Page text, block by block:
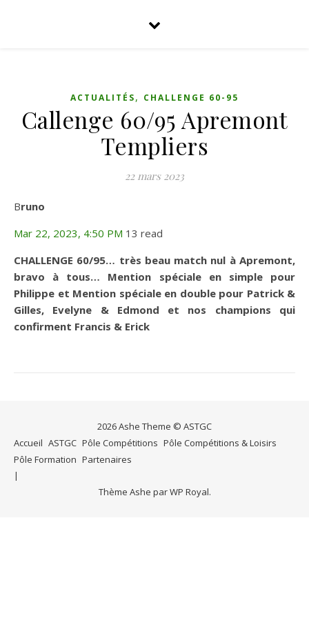
ACTUALITÉS, CHALLENGE 60-95
Callenge 60/95 Apremont
Templiers
22 mars 2023
Bruno
Mar 22, 2023, 4:50 PM 13 read
CHALLENGE 60/95… très beau match nul à Apremont,
bravo à tous… Mention spéciale en simple pour
Philippe et Mention spéciale en double pour Patrick &
Gilles, Evelyne & Edmond et nos champions qui
confirment Francis & Erick
2026 Ashe Theme © ASTGC
Accueil ASTGC Pôle Compétitions Pôle Compétitions & Loisirs
Pôle Formation Partenaires
Thème Ashe parWP Royal.